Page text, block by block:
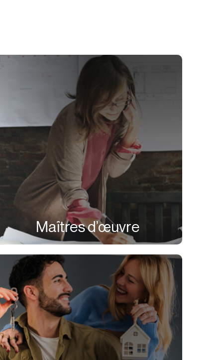
Maîtres d’œuvre